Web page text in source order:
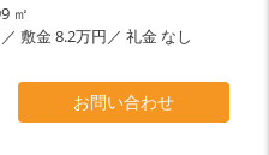
㎡
敷金 8.2万円／ 礼金 なし
お問い合わせ